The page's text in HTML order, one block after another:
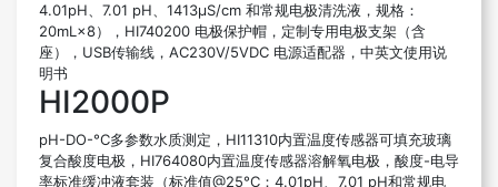
4.01pH、7.01 pH、1413µS/cm 和常规电极清洗液，规格：
20mL×8），HI740200 电极保护帽，定制专用电极支架（含
座），USB传输线，AC230V/5VDC 电源适配器，中英文使用说
明书
HI2000P
pH-DO-°C多参数水质测定，HI11310内置温度传感器可填充玻璃
复合酸度电极，HI764080内置温度传感器溶解氧电极，酸度-电导
率标准缓冲液套装（标准值@25°C：4.01pH、7.01 pH和常规电